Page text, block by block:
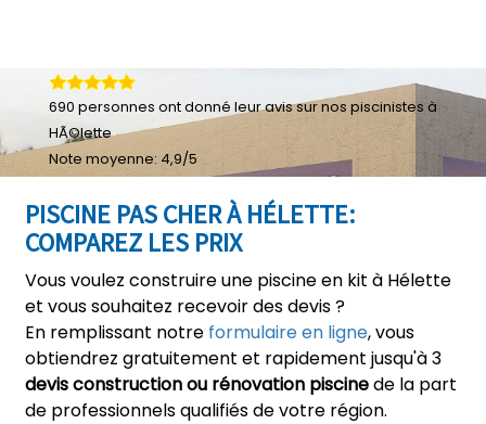
PISCINE PAS CHER À HÉLETTE:
COMPAREZ LES PRIX
Vous voulez construire une piscine en kit à Hélette
et vous souhaitez recevoir des devis ?
En remplissant notre formulaire en ligne, vous
obtiendrez gratuitement et rapidement jusqu'à 3
devis construction ou rénovation piscinede la part
de professionnels qualifiés de votre région.
690 personnes ont donné leuravis sur nos piscinistes à
HÃ©lette
Note moyenne: 4,9/5